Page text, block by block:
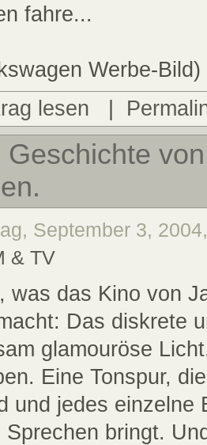
fahre...
Werbe-Bild)
lesen
Geschichte
September 3,
& TV
was das Kino von
Das diskrete
glamouröse
Eine Tonspur,
und jedes einzelne
Sprechen bringt.